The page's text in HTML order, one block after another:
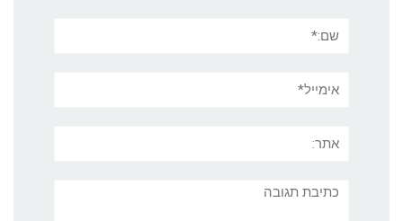
תגובה